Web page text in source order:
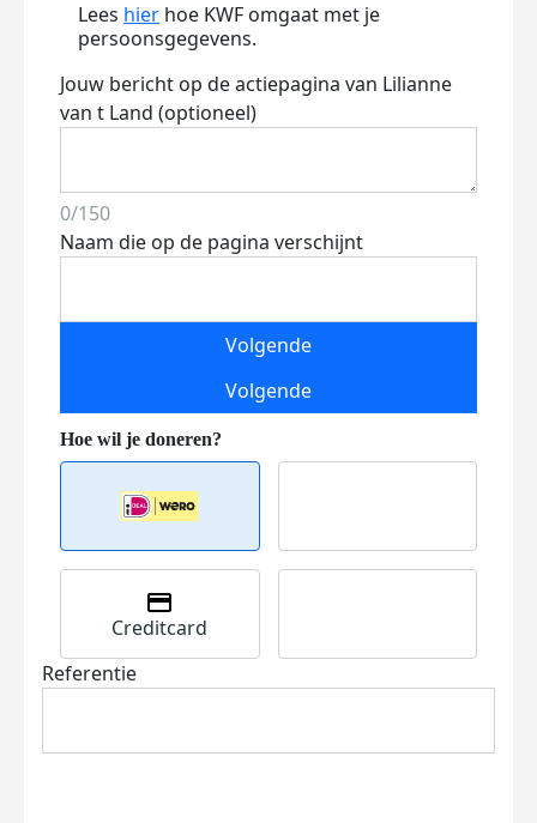
Lees hier hoe KWF omgaat met je
persoonsgegevens.
Jouw bericht op de actiepagina van Lilianne
van t Land (optioneel)
0/150
Naam die op de pagina verschijnt
Volgende
Volgende
Creditcard
Referentie